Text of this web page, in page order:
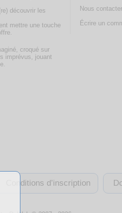
Nous
Écrire un
découvrir les
mettre une touche
croqué sur
imprévus, jouant
Conditions d’inscription